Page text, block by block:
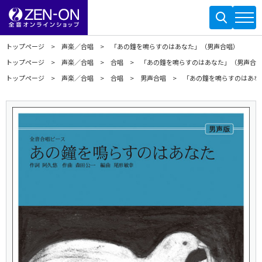
トップページ 声楽／合唱
「あの鐘を鳴らすのはあなた」（男声合唱）
トップページ
声楽／合唱 合唱
「あの鐘を鳴らすのはあなた」（男声合
トップページ
声楽／合唱 合唱 男声合唱 「あの鐘を鳴らすのはあ